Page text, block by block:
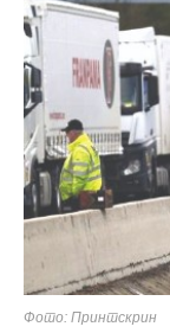
Фото: Принтскрин